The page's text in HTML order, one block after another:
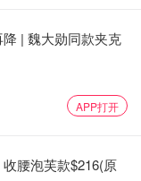
，可能在未来两个
世纪以来联邦宪法
限制或禁止堕胎。
| 魏大勋同款夹克
APP打开
腰泡芙款$216(原